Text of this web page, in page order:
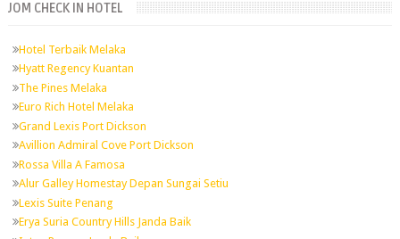
JOM CHECK IN HOTEL
Hotel Terbaik Melaka
Hyatt Regency Kuantan
The Pines Melaka
Euro Rich Hotel Melaka
Grand Lexis Port Dickson
Avillion Admiral Cove Port Dickson
Rossa Villa A Famosa
Alur Galley Homestay Depan Sungai Setiu
Lexis Suite Penang
Erya Suria Country Hills Janda Baik